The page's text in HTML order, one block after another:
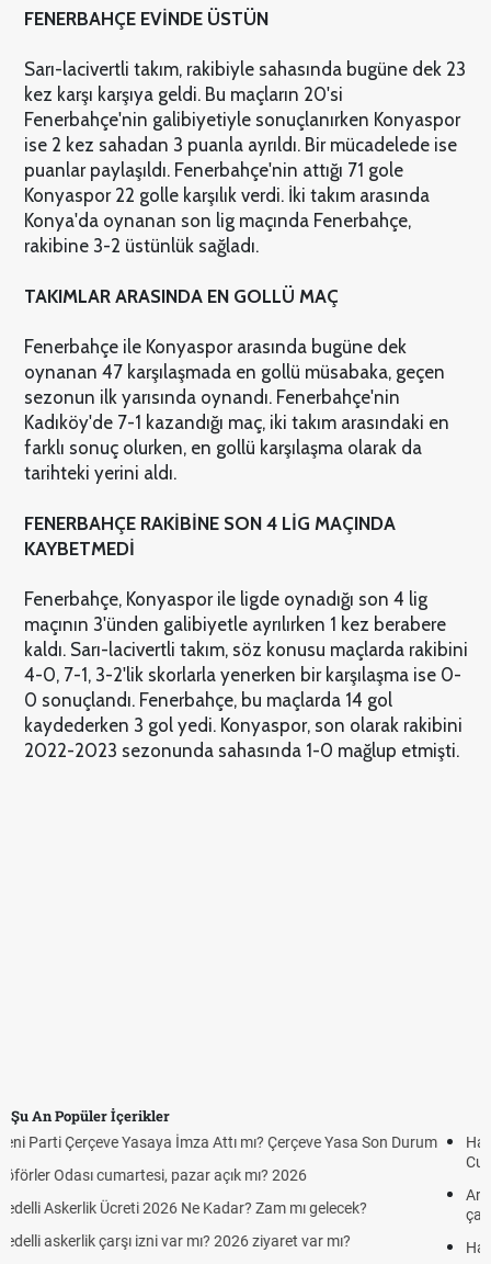
FENERBAHÇE EVİNDE ÜSTÜN
Sarı-lacivertli takım, rakibiyle sahasında bugüne dek 23
kez karşı karşıya geldi. Bu maçların 20'si
Fenerbahçe'nin galibiyetiyle sonuçlanırken Konyaspor
ise 2 kez sahadan 3 puanla ayrıldı. Bir mücadelede ise
puanlar paylaşıldı. Fenerbahçe'nin attığı 71 gole
Konyaspor 22 golle karşılık verdi. İki takım arasında
Konya'da oynanan son lig maçında Fenerbahçe,
rakibine 3-2 üstünlük sağladı.
TAKIMLAR ARASINDA EN GOLLÜ MAÇ
Fenerbahçe ile Konyaspor arasında bugüne dek
oynanan 47 karşılaşmada en gollü müsabaka, geçen
sezonun ilk yarısında oynandı. Fenerbahçe'nin
Kadıköy'de 7-1 kazandığı maç, iki takım arasındaki en
farklı sonuç olurken, en gollü karşılaşma olarak da
tarihteki yerini aldı.
FENERBAHÇE RAKİBİNE SON 4 LİG MAÇINDA
KAYBETMEDİ
Fenerbahçe, Konyaspor ile ligde oynadığı son 4 lig
maçının 3'ünden galibiyetle ayrılırken 1 kez berabere
kaldı. Sarı-lacivertli takım, söz konusu maçlarda rakibini
4-0, 7-1, 3-2'lik skorlarla yenerken bir karşılaşma ise 0-
0 sonuçlandı. Fenerbahçe, bu maçlarda 14 gol
kaydederken 3 gol yedi. Konyaspor, son olarak rakibini
2022-2023 sezonunda sahasında 1-0 mağlup etmişti.
Şu An Popüler İçerikler
Hafta Sonları Yıllık İzinden Sayılır mı? Yıllık İzin Hesaplamasında
Aras Kargo Cumartesi-pazar açık mı? 2026 Aras Kargo Cumartesi
çalışma saatleri!
Hazırlık Maçı ve Dostluk Maçı Nedir? Resmî Maçlardan Farkları